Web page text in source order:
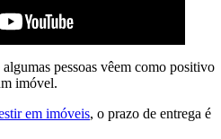
pessoas vêem como positivo
imóvel.
em imóveis, o prazo de entrega é